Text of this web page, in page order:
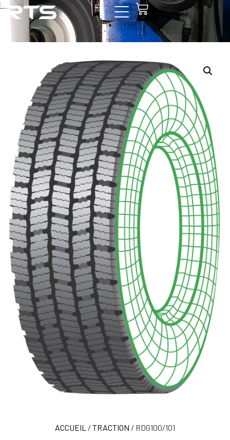
ACCUEIL / TRACTION / RDG100/101